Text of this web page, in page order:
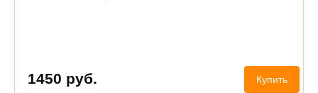
1450 руб. Купить